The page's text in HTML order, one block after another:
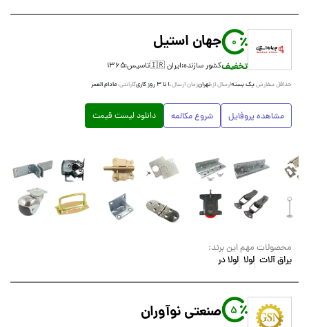
0
تخفیف
جهان استیل
کشور سازنده:ایران 🇮🇷 تاسیس:۱۳۶۵
حداقل سفارش:یک بستهارسال از:تهرانزمان ارسال:۱ تا ۳ روز کاری گارانتی:مادام العمر
مشاهده پروفایل شروع مکالمه دانلود لیست قیمت
محصولات مهم این برند:
یراق آلات لولا لولا در
5 صنعتی نوآوران